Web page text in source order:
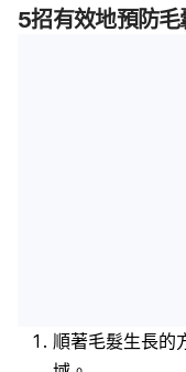
5招有效地預防毛
順著毛髮生長的